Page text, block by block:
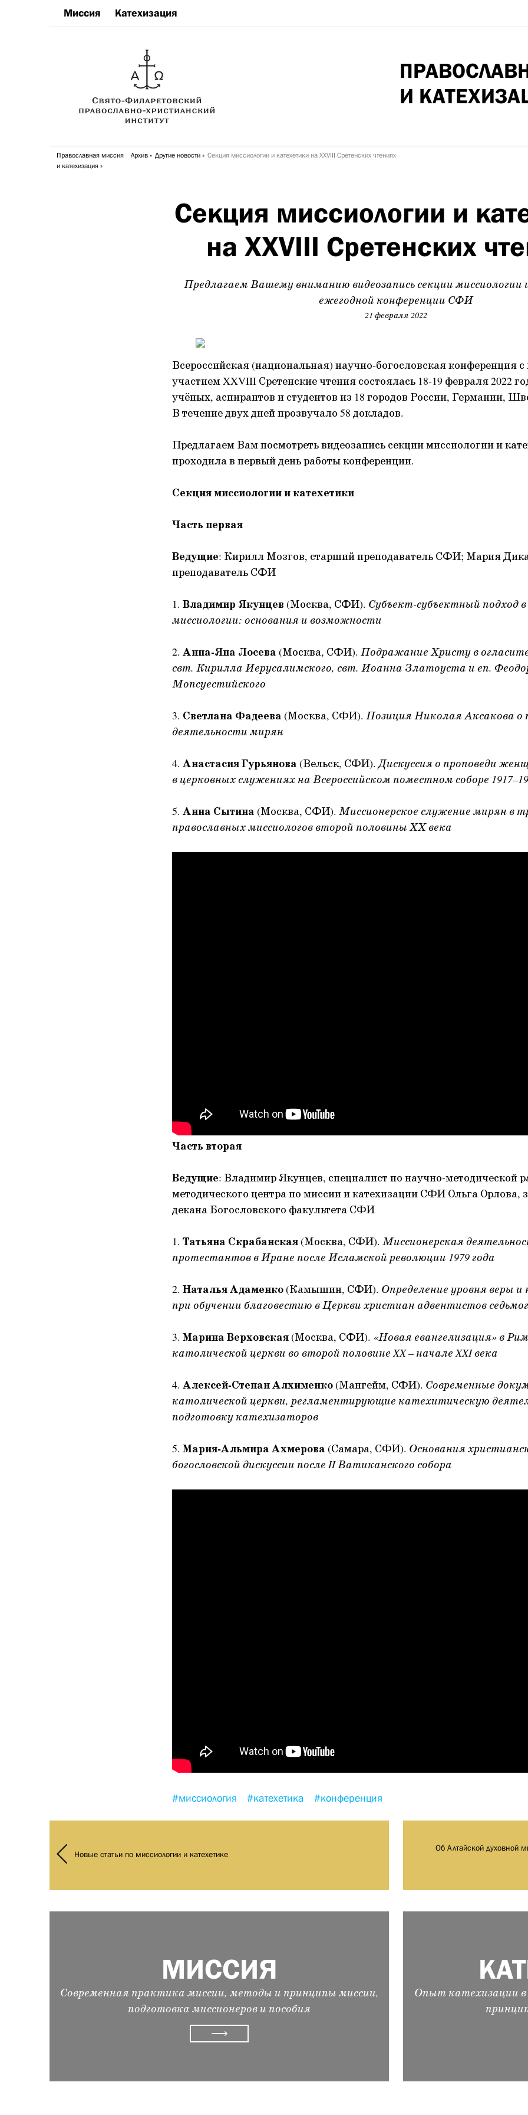
Миссия Катехизация
И
Православная миссия
и катехизация
Архив Другие новости Секция миссиологии и катехетики на XXVIII Сретенских чтениях
Секция миссиологии и
на XXVIII Сретенских
Предлагаем Вашему вниманию видеозапись секции
ежегодной конференции СФИ
21 февраля 2022
Всероссийская (национальная) научно-богословская конференция
участием XXVIII Сретенские чтения состоялась 18-19 февраля 2022
учёных, аспирантов и студентов из 18 городов России, Германии,
В течение двух дней прозвучало 58 докладов.
Предлагаем Вам посмотреть видеозапись секции миссиологии и
проходила в первый день работы конференции.
Секция миссиологии и катехетики
Часть первая
Ведущие: Кирилл Мозгов, старший преподаватель СФИ; Мария
преподаватель СФИ
1. Владимир Якунцев (Москва, СФИ). Субъект-субъектный подход
миссиологии: основания и возможности
2. Анна-Яна Лосева (Москва, СФИ). Подражание Христу в
свт. Кирилла Иерусалимского, свт. Иоанна Златоуста и еп.
Мопсуестийского
3. Светлана Фадеева (Москва, СФИ). Позиция Николая Аксакова о
деятельности мирян
4. Анастасия Гурьянова (Вельск, СФИ).Дискуссия о проповеди
в церковных служениях на Всероссийском поместном соборе
5. Анна Сытина (Москва, СФИ). Миссионерское служение мирян в
православных миссиологов второй половины ХХ века
Часть вторая
Ведущие: Владимир Якунцев, специалист по научно-методической
методического центра по миссии и катехизации СФИ Ольга Орлова,
декана Богословского факультета СФИ
1. Татьяна Скрабанская(Москва, СФИ). Миссионерская
протестантов в Иране после Исламской революции 1979 года
2. Наталья Адаменко(Камышин, СФИ). Определение уровня веры и
при обучении благовестию в Церкви христиан адвентистов
3. Марина Верховская(Москва, СФИ). «Новая евангелизация» в
католической церкви во второй половине XX – начале XXI века
4. Алексей-Степан Алхименко(Мангейм, СФИ). Современные
католической церкви, регламентирующие катехитическую
подготовку катехизаторов
5. Мария-Альмира Ахмерова (Самара, СФИ). Основания
богословской дискуссии после II Ватиканского собора
#миссиология #катехетика #конференция
Новые статьи по миссиологии и катехетике
Об Алтайской духовной
МИССИЯ
Современная практика миссии, методы и принципы миссии,
подготовка миссионеров и пособия
⟶
Опыт катехизации в